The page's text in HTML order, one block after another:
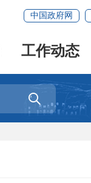
中国政府网
工作动态
